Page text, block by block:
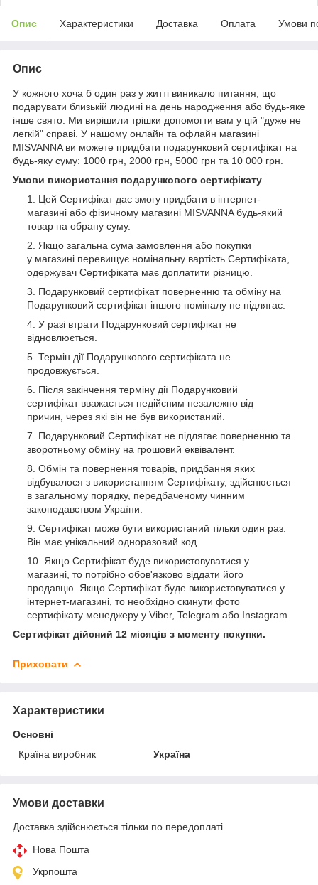
Опис Характеристики Доставка Оплата Умови
Опис
У кожного хоча б один раз у житті виникало питання, що
подарувати близькій людині на день народження або будь-яке
інше свято. Ми вирішили трішки допомогти вам у цій "дуже не
легкій" справі. У нашому онлайн та офлайн магазині
MISVANNA ви можете придбати подарунковий сертифікат на
будь-яку суму: 1000 грн, 2000 грн, 5000 грн та 10 000 грн.
Умови використання подарункового сертифікату
Цей Сертифікат дає змогу придбати в інтернет-
магазині або фізичному магазині MISVANNA будь-який
товар на обрану суму.
Якщо загальна сума замовлення або покупки
у магазині перевищує номінальну вартість Сертифіката,
одержувач Сертифіката має доплатити різницю.
Подарунковий сертифікат поверненню та обміну на
Подарунковий сертифікат іншого номіналу не підлягає.
У разі втрати Подарунковий сертифікат не
відновлюється.
Термін дії Подарункового сертифіката не
продовжується.
Після закінчення терміну дії Подарунковий
сертифікат вважається недійсним незалежно від
причин, через які він не був використаний.
Подарунковий Сертифікат не підлягає поверненню та
зворотньому обміну на грошовий еквівалент.
Обмін та повернення товарів, придбання яких
відбувалося з використанням Сертифікату, здійснюється
в загальному порядку, передбаченому чинним
законодавством України.
Сертифікат може бути використаний тільки один раз.
Він має унікальний одноразовий код.
Якщо Сертифікат буде використовуватися у
магазині, то потрібно обов'язково віддати його
продавцю. Якщо Сертифікат буде використовуватися у
інтернет-магазині, то необхідно скинути фото
сертифікату менеджеру у Viber, Telegram або Instagram.
Сертифікат дійсний 12 місяців з моменту покупки.
Приховати
Характеристики
Основні
Країна виробник
Україна
Умови доставки
Доставка здійснюється тільки по передоплаті.
Нова Пошта
Укрпошта